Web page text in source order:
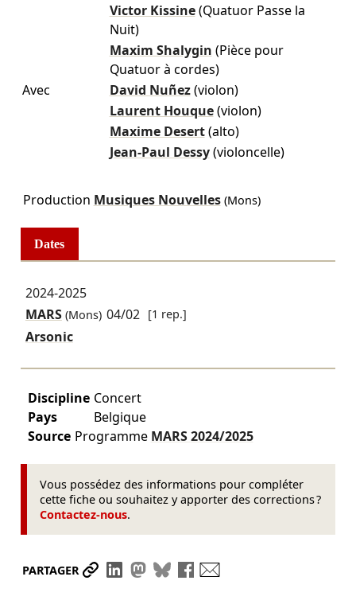
Victor Kissine (Quatuor Passe la
Nuit)
Maxim Shalygin (Pièce pour
Quatuor à cordes)
Avec
David Nuñez (violon)
Laurent Houque (violon)
Maxime Desert (alto)
Jean-Paul Dessy (violoncelle)
Production Musiques Nouvelles(Mons)
Dates
2024-2025
MARS(Mons) 04/02 [1 rep.]
Arsonic
Discipline Concert
Pays
Belgique
Source Programme MARS2024/2025
Vous possédez des informations pour compléter
cette fiche ou souhaitez y apporter des corrections ?
Contactez-nous.
PARTAGER Partager le lien
Partager sur LinkedIn
Partager sur Mastodon
Partager sur Bluesky
Partager sur Facebook